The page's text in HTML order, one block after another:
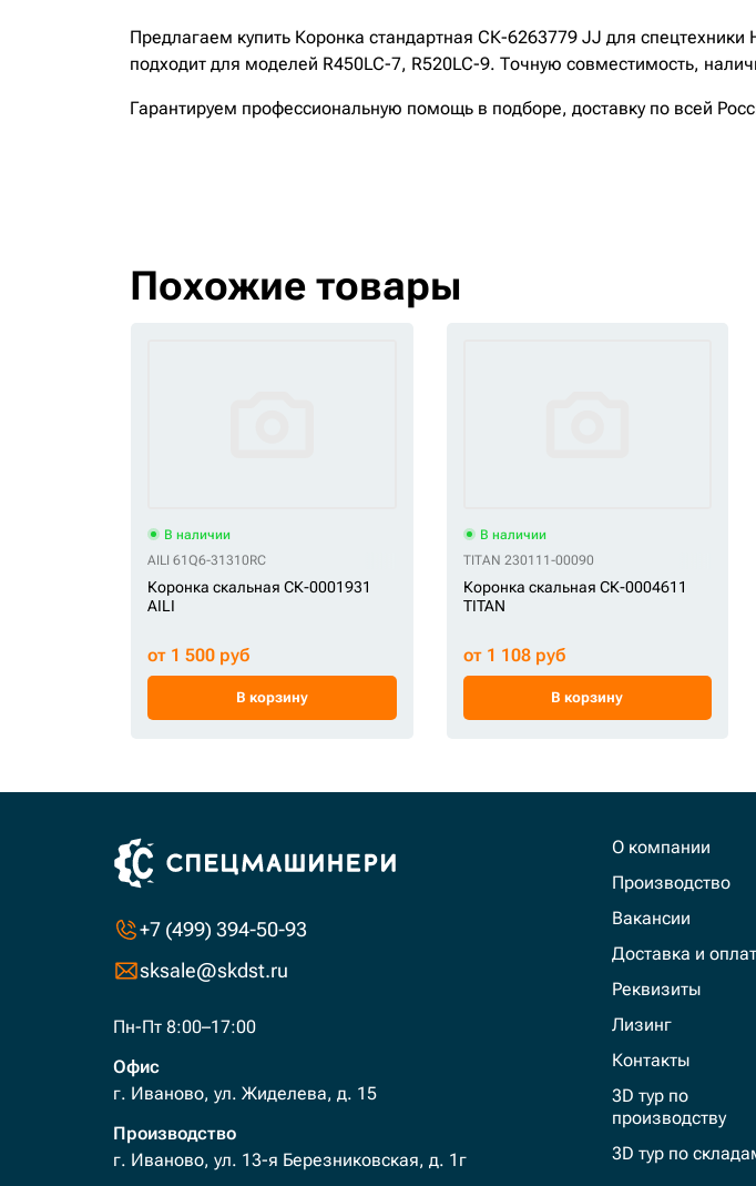
Предлагаем купить Коронка стандартная СК-6263779 JJ для
подходит для моделей R450LC-7, R520LC-9. Точную совместимость,
Гарантируем профессиональную помощь в подборе, доставку по всей
Похожие товары
В наличии
AILI 61Q6-31310RC
Коронка скальная СК-0001931
AILI
от 1 500 руб
В корзину
В наличии
TITAN 230111-00090
Коронка скальная СК-0004611
TITAN
от 1 108 руб
В корзину
+7 (499) 394-50-93
sksale@skdst.ru
Пн-Пт 8:00–17:00
Офис
г. Иваново, ул. Жиделева, д. 15
Производство
г. Иваново, ул. 13-я Березниковская, д. 1г
О компании
Производство
Вакансии
Доставка и
Реквизиты
Лизинг
Контакты
3D тур по
производству
3D тур по